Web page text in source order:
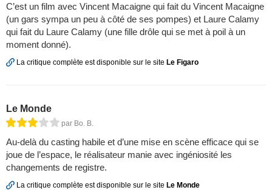
C’est un film avec Vincent Macaigne qui fait du Vincent Macaigne
(un gars sympa un peu à côté de ses pompes) et Laure Calamy
qui fait du Laure Calamy (une fille drôle qui se met à poil à un
moment donné).
La critique complète est disponible sur le site Le Figaro
Le Monde
par Bo. B.
Au-delà du casting habile et d’une mise en scène efficace qui se
joue de l’espace, le réalisateur manie avec ingéniosité les
changements de registre.
La critique complète est disponible sur le site Le Monde